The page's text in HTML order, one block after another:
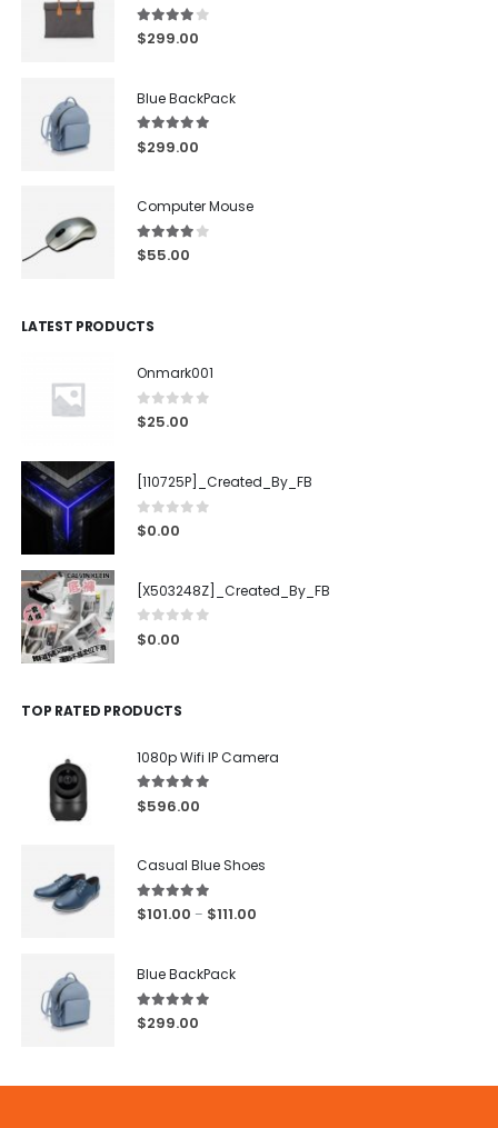
4.00out of 5
$299.00
Blue BackPack
5.00out of 5
$299.00
Computer Mouse
4.00out of 5
$55.00
LATEST PRODUCTS
Onmark001
0out of 5
$25.00
[110725P]_Created_By_FB
0out of 5
$0.00
[X503248Z]_Created_By_FB
0 out of 5
$0.00
TOP RATED PRODUCTS
1080p Wifi IP Camera
5.00out of 5
$596.00
Casual Blue Shoes
5.00 out of 5
$101.00 – $111.00
Blue BackPack
5.00out of 5
$299.00